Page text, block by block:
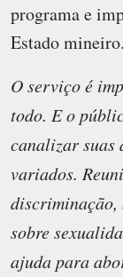
programa e
Estado mineiro.
O serviço é
todo. E o
canalizar suas
variados.
discriminação,
sobre
ajuda para